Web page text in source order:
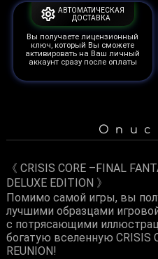
АВТОМАТИЧЕСКАЯ
ДОСТАВКА
Вы получаете лицензионный
ключ, который Вы сможете
активировать на Ваш личный
аккаунт сразу после оплаты
《 CRISIS CORE –FINAL
DELUXE EDITION 》
Помимо самой игры, вы
лучшими образцами
с потрясающими
богатую вселенную CRISIS
REUNION!